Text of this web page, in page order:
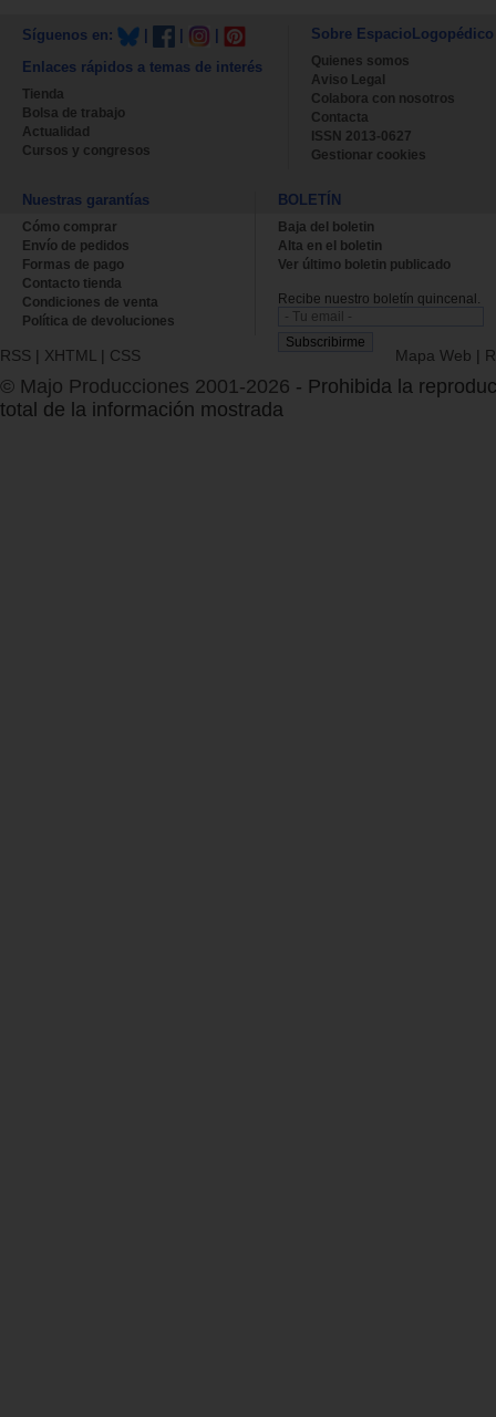
Síguenos en:
Enlaces rápidos a temas de interés
Tienda
Bolsa de trabajo
Actualidad
Cursos y congresos
Sobre EspacioLogopédico
Quienes somos
Aviso Legal
Colabora con nosotros
Contacta
ISSN 2013-0627
Gestionar cookies
Nuestras garantías
Cómo comprar
Envío de pedidos
Formas de pago
Contacto tienda
Condiciones de venta
Política de devoluciones
BOLETÍN
Baja del boletin
Alta en el boletin
Ver último boletin publicado
Recibe nuestro boletín quincenal.
RSS | XHTML | CSS Mapa Web |
© Majo Producciones 2001-2026 - Prohibida la
total de la información mostrada